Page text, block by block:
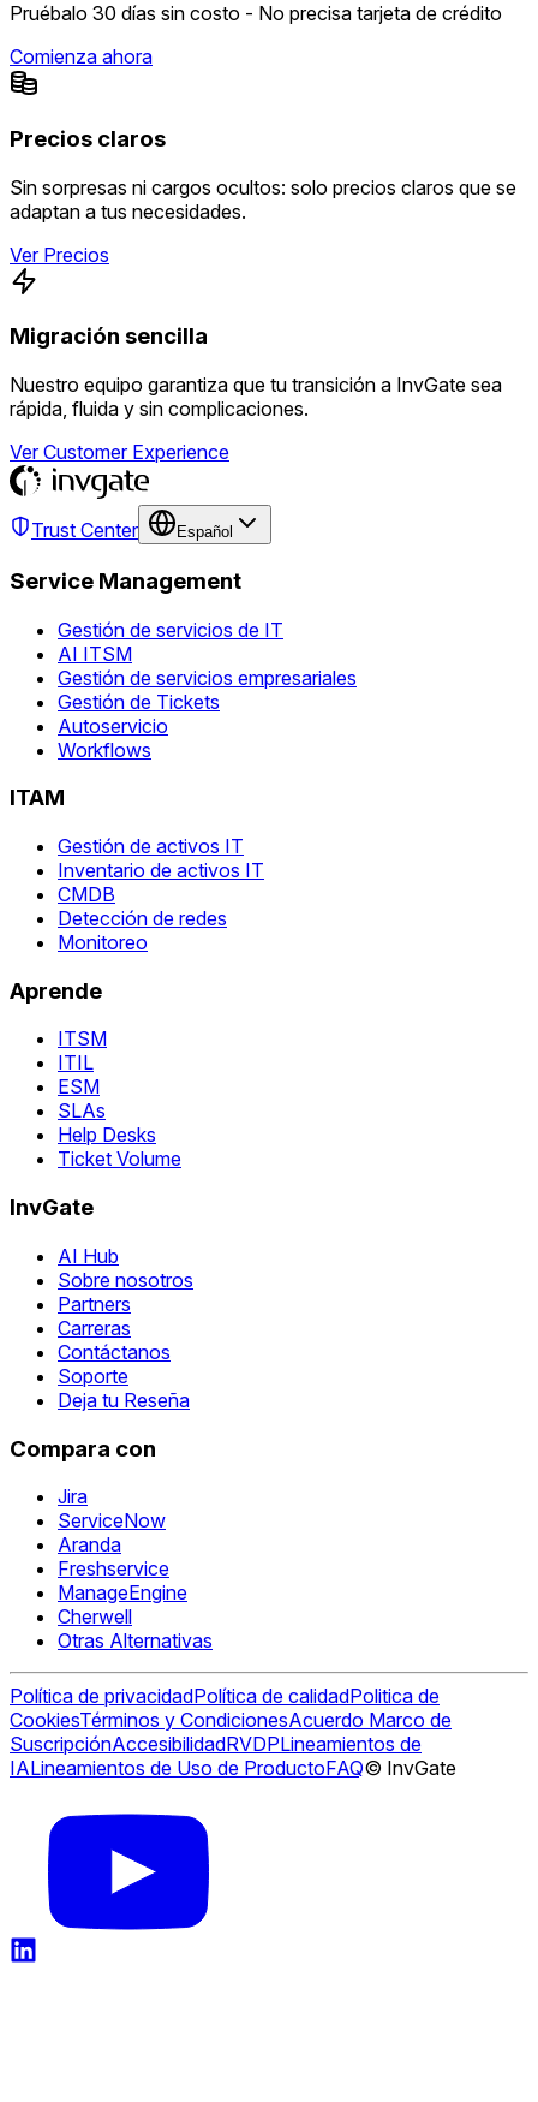
Pruébalo 30 días sin costo - No precisa tarjeta de crédito
Comienza ahora
Precios claros
Sin sorpresas ni cargos ocultos: solo precios claros que se
adaptan a tus necesidades.
Ver Precios
Migración sencilla
Nuestro equipo garantiza que tu transición a InvGate sea
rápida, fluida y sin complicaciones.
Ver Customer Experience
Trust Center Español
Service Management
Gestión de servicios de IT
AI ITSM
Gestión de servicios empresariales
Gestión de Tickets
Autoservicio
Workflows
ITAM
Gestión de activos IT
Inventario de activos IT
CMDB
Detección de redes
Monitoreo
Aprende
ITSM
ITIL
ESM
SLAs
Help Desks
Ticket Volume
InvGate
AI Hub
Sobre nosotros
Partners
Carreras
Contáctanos
Soporte
Deja tu Reseña
Compara con
Jira
ServiceNow
Aranda
Freshservice
ManageEngine
Cherwell
Otras Alternativas
Política de privacidadPolítica de calidadPolitica de
CookiesTérminos y CondicionesAcuerdo Marco de
SuscripciónAccesibilidadRVDPLineamientos de
IALineamientos de Uso de ProductoFAQ© InvGate